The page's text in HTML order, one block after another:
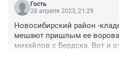
Гость
28 апреля 2023, 21:29
Новосибирский район -
мешают пришлым ее
михайлов с Бердска. Вот и